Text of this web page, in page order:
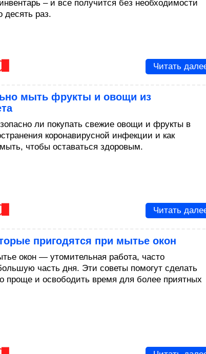
– и все получится без необходимости
десять раз.
Читать
мыть фрукты и овощи из
ли покупать свежие овощи и фрукты в
коронавирусной инфекции и как
чтобы оставаться здоровым.
Читать
пригодятся при мытье окон
окон — утомительная работа, часто
часть дня. Эти советы помогут сделать
проще и освободить время для более приятных